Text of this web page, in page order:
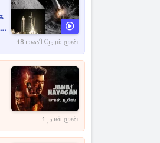
18 மணி நேரம் முன்
1 நாள் முன்